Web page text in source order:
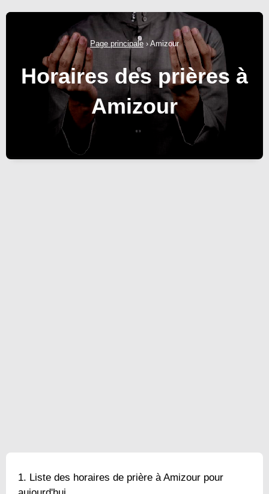
Page principale › Amizour
Horaires des prières à
Amizour
Liste des horaires de prière à Amizour pour